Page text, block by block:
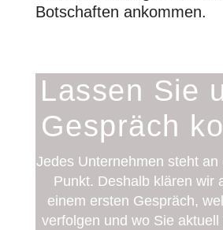
Botschaften ankommen.
Lassen Sie
Gespräch
Jedes Unternehmen steht an
Punkt. Deshalb klären wir
einem ersten Gespräch,
verfolgen und wo Sie